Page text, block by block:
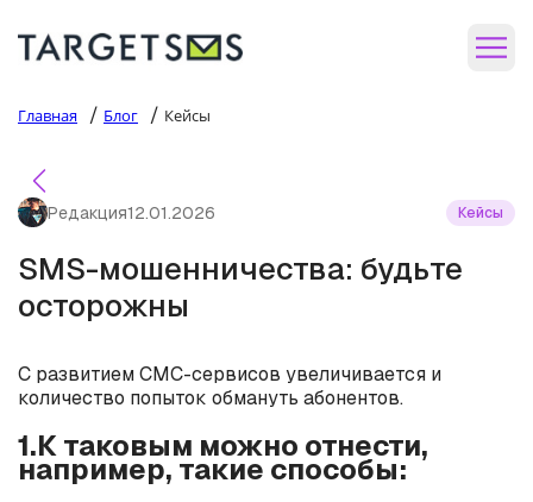
Главная / Блог / Кейсы
Редакция12.01.2026 Кейсы
SMS-мошенничества: будьте
осторожны
С развитием СМС-сервисов увеличивается и
количество попыток обмануть абонентов.
1.К таковым можно отнести,
например, такие способы: